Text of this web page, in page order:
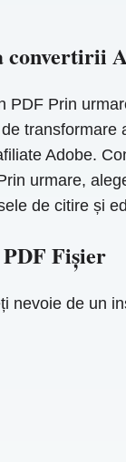
convertirii
PDF Prin
transformare
Adobe.
urmare,
de citire și
Fișier
nevoie de un